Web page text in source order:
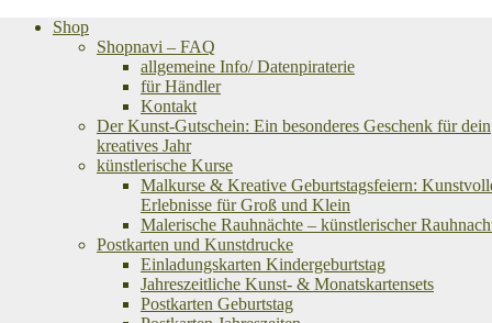
Shop
Shopnavi – FAQ
allgemeine Info/ Datenpiraterie
für Händler
Kontakt
Der Kunst-Gutschein: Ein besonderes Geschenk für dein
kreatives Jahr
künstlerische Kurse
Malkurse & Kreative Geburtstagsfeiern:
Erlebnisse für Groß und Klein
Malerische Rauhnächte – künstlerischer
Postkarten und Kunstdrucke
Einladungskarten Kindergeburtstag
Jahreszeitliche Kunst- & Monatskartensets
Postkarten Geburtstag